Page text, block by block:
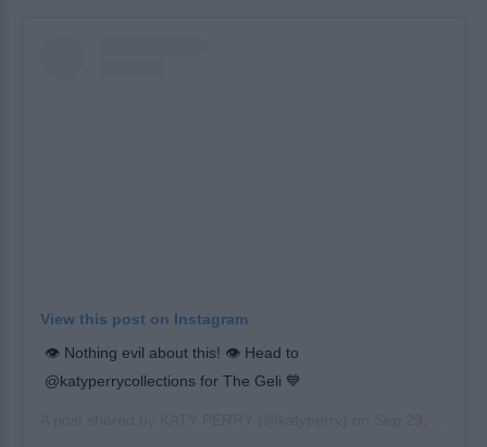
View this post on Instagram
👁 Nothing evil about this! 👁 Head to
@katyperrycollections for The Geli 💙